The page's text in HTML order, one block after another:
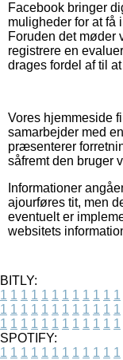
Facebook bringer
muligheder for at få
Foruden det møder
registrere en
drages fordel af til
Vores hjemmeside
samarbejder med
præsenterer
såfremt den bruger
Informationer
ajourføres tit, men
eventuelt er
websitets
BITLY:
1 1 1 1 1 1 1 1 1 1 1 1
1 1 1 1 1 1 1 1 1 1 1 1
1 1 1 1 1 1 1 1 1 1 1 1
SPOTIFY:
1 1 1 1 1 1 1 1 1 1 1 1